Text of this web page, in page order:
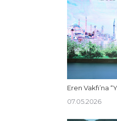
Eren Vakfı’na
07.05.2026